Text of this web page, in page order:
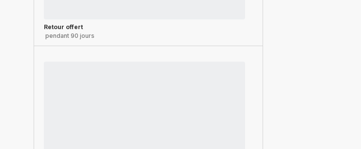
Retour offert
pendant 90 jours